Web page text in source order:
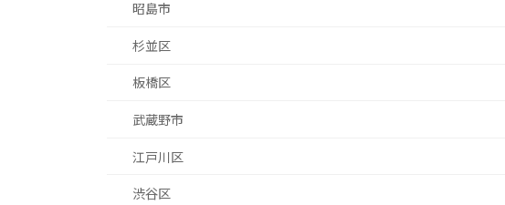
昭島市
杉並区
板橋区
武蔵野市
江戸川区
渋谷区